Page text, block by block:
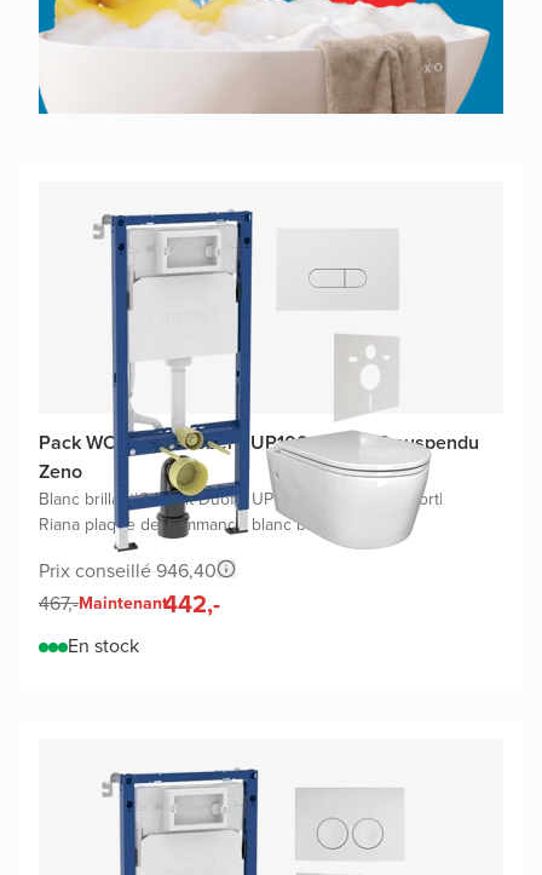
Pack WC promo Geberit UP100 avec WC suspendu
Zeno
Blanc brillant|Geberit Duofix UP100 Delta bâti-support|
Riana plaque de commande blanc brillant
Prix conseillé 946,40
467,-Maintenant442,-
En stock